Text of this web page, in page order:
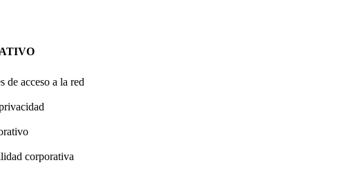
de acceso a la red
corporativa